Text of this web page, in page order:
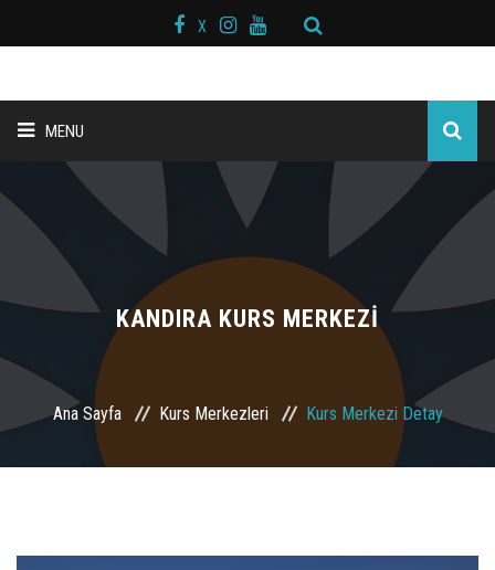
X
MENU
ANA SAYFA
BAŞKAN MESAJI
HAKKIMIZDA
KURS MERKEZLERİ
BRANŞLAR
KAYIT OL /GIRIŞ YAP
KANDIRA KURS MERKEZİ
Ana Sayfa Kurs Merkezleri Kurs Merkezi Detay